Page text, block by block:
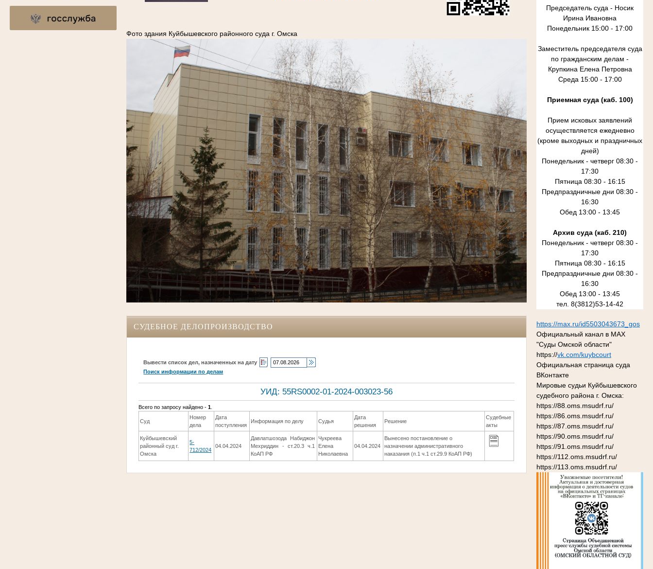
Председатель суда - Носик
Ирина Ивановна
Понедельник 15:00 - 17:00
Заместитель председателя суда
по гражданским делам -
Крупкина Елена Петровна
Среда 15:00 - 17:00
Приемная суда (каб. 100)
Прием исковых заявлений
осуществляется ежедневно
(кроме выходных и праздничных
дней)
Понедельник - четверг 08:30 -
17:30
Пятница 08:30 - 16:15
Предпраздничные дни 08:30 -
16:30
Обед 13:00 - 13:45
Архив суда (каб. 210)
Понедельник - четверг 08:30 -
17:30
Пятница 08:30 - 16:15
Предпраздничные дни 08:30 -
16:30
Обед 13:00 - 13:45
тел. 8(3812)53-14-42
https://max.ru/id5503043673_gos
Официальный канал в MAX
"Суды Омской области"
https://vk.com/kuybcourt
Официальная страница суда
ВКонтакте
Мировые судьи Куйбышевского
судебного района г. Омска:
https://88.oms.msudrf.ru/
https://86.oms.msudrf.ru/
https://87.oms.msudrf.ru/
https://90.oms.msudrf.ru/
https://91.oms.msudrf.ru/
https://112.oms.msudrf.ru/
https://113.oms.msudrf.ru/
Фото здания Куйбышевского районного суда г. Омска
СУДЕБНОЕ ДЕЛОПРОИЗВОДСТВО
Вывести список дел, назначенных на дату
Поиск информации по делам
УИД: 55RS0002-01-2024-003023-56
Всего по запросу найдено -1
Суд
Номер
дела
Дата
поступления
Информация по делу Судья
Дата
решения
Решение
Судебные
акты
Куйбышевский
районный суд г.
Омска
5-
712/2024
04.04.2024
Давлатшозода Набиджон
Мехриддин - ст.20.3 ч.1
КоАП РФ
Чукреева
Елена
Николаевна
04.04.2024
Вынесено постановление о
назначении административного
наказания (п.1 ч.1 ст.29.9 КоАП РФ)